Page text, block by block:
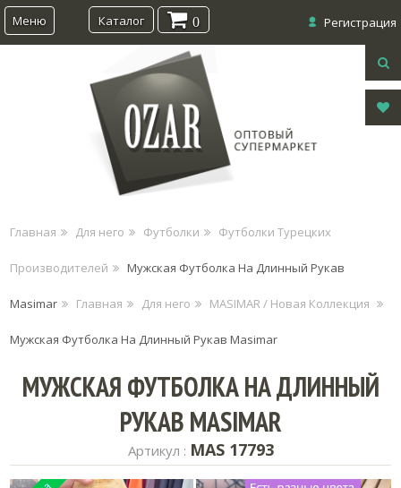
Меню Регистрация
Каталог 0
Главная Для него Футболки Футболки Турецких
Производителей Мужская Футболка На Длинный Рукав
Masimar Главная Для него MASIMAR / Новая Коллекция
Мужская Футболка На Длинный Рукав Masimar
МУЖСКАЯ ФУТБОЛКА НА ДЛИННЫЙ
РУКАВ MASIMAR
Артикул : MAS 17793